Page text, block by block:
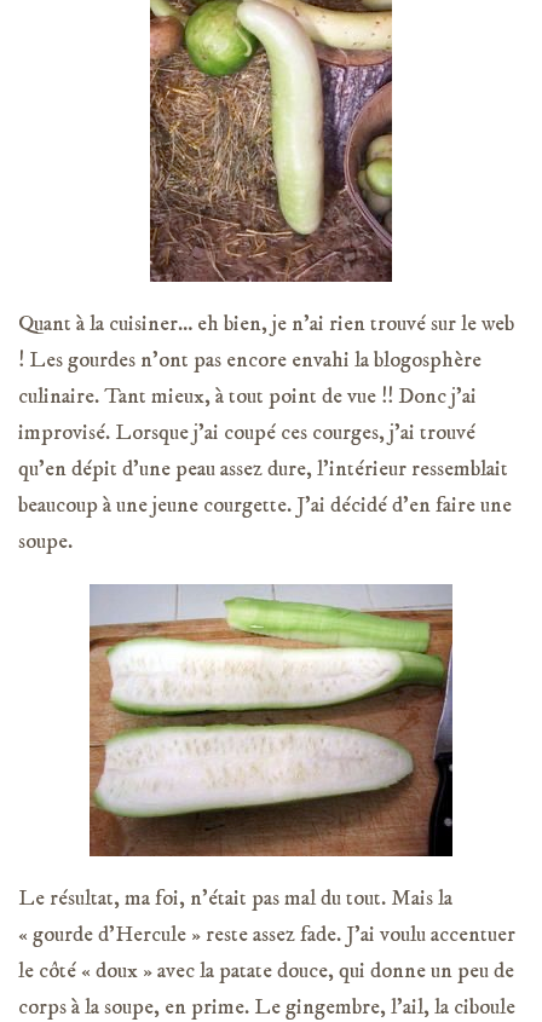
Quant à la cuisiner… eh bien, je n’ai rien trouvé sur le web
! Les gourdes n’ont pas encore envahi la blogosphère
culinaire. Tant mieux, à tout point de vue !! Donc j’ai
improvisé. Lorsque j’ai coupé ces courges, j’ai trouvé
qu’en dépit d’une peau assez dure, l’intérieur ressemblait
beaucoup à une jeune courgette. J’ai décidé d’en faire une
soupe.
Le résultat, ma foi, n’était pas mal du tout. Mais la
« gourde d’Hercule » reste assez fade. J’ai voulu accentuer
le côté « doux » avec la patate douce, qui donne un peu de
corps à la soupe, en prime. Le gingembre, l’ail, la ciboule